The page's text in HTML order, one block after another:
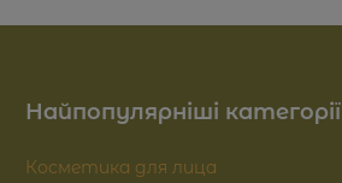
Найпопулярніші категорії
Косметика для лица